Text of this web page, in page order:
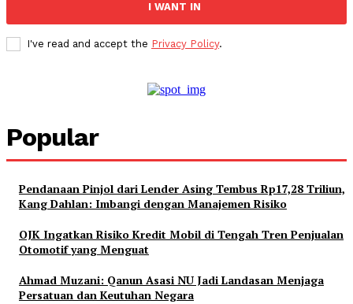
I WANT IN
I've read and accept the Privacy Policy.
Popular
Pendanaan Pinjol dari Lender Asing Tembus Rp17,28 Triliun,
Kang Dahlan: Imbangi dengan Manajemen Risiko
OJK Ingatkan Risiko Kredit Mobil di Tengah Tren Penjualan
Otomotif yang Menguat
Ahmad Muzani: Qanun Asasi NU Jadi Landasan Menjaga
Persatuan dan Keutuhan Negara